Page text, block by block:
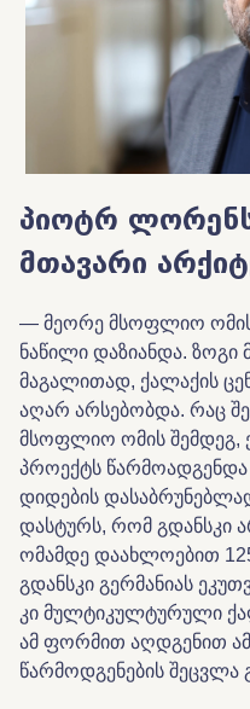
პიოტრ
მთავარი
— მეორე მსოფლიო ომის
ნაწილი დაზიანდა.
მაგალითად, ქალაქის
აღარ არსებობდა. რაც
მსოფლიო ომის შემდეგ,
პროექტს
დიდების
დასტურს, რომ გდანსკი
ომამდე დაახლოებით
გდანსკი გერმანიას
კი მულტიკულტურული
ამ ფორმით აღდგენით ამ
წარმოდგენების შეცვლა